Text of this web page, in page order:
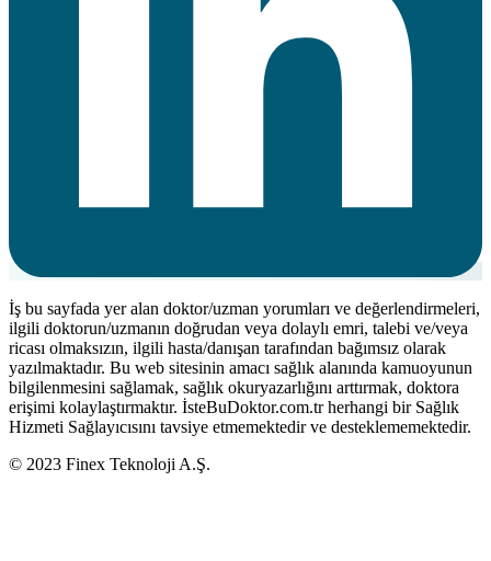
İş bu sayfada yer alan doktor/uzman yorumları ve değerlendirmeleri,
ilgili doktorun/uzmanın doğrudan veya dolaylı emri, talebi ve/veya
ricası olmaksızın, ilgili hasta/danışan tarafından bağımsız olarak
yazılmaktadır. Bu web sitesinin amacı sağlık alanında kamuoyunun
bilgilenmesini sağlamak, sağlık okuryazarlığını arttırmak, doktora
erişimi kolaylaştırmaktır. İsteBuDoktor.com.tr herhangi bir Sağlık
Hizmeti Sağlayıcısını tavsiye etmemektedir ve desteklememektedir.
© 2023 Finex Teknoloji A.Ş.